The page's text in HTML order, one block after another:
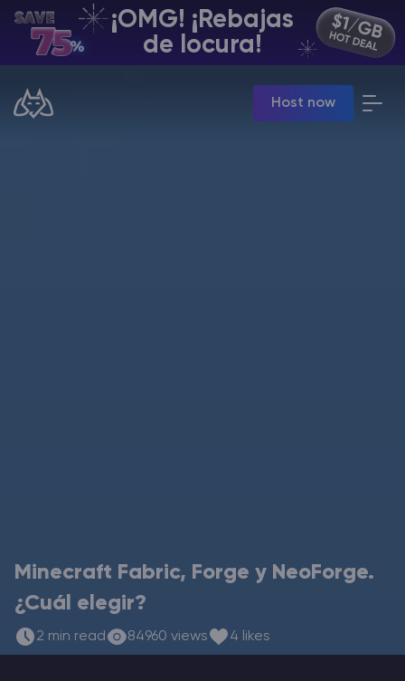
¡OMG! ¡Rebajas
de locura!
Host now
ES | USD
Manage your servers & payments
Minecraft Fabric, Forge y NeoForge.
¿Cuál elegir?
2 min read 84960 views 4 likes